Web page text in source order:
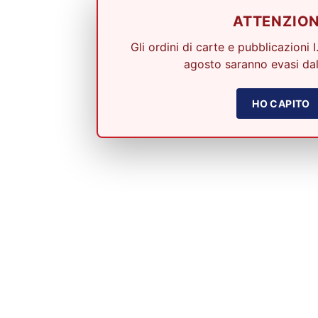
Gli ordini di carte e pubblicazioni
agosto saranno evasi
HO CAPITO